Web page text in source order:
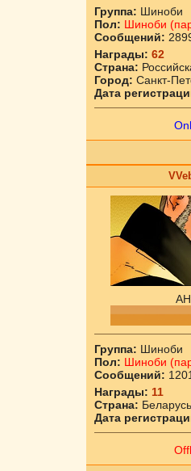
Группа: Шиноби
Пол: Шиноби
Сообщений:
Награды: 62
Страна:
Город: Санкт-
Дата
Группа: Шиноби
Пол: Шиноби
Сообщений: 1201
Награды: 11
Страна: Беларусь
Дата